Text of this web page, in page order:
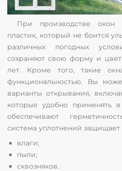
При производстве окон
пластик, который не боится
различных погодных
сохраняют свою форму и
лет. Кроме того, такие
функциональностью. Вы
варианты открывания,
которые удобно применять
обеспечивают
система уплотнений защищает
влаги;
пыли;
сквозняков.